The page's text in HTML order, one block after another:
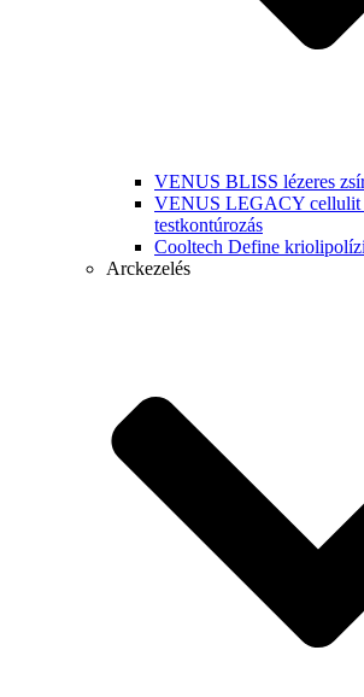
VENUS BLISS lézeres
VENUS LEGACY cellulit
testkontúrozás
Cooltech Define
Arckezelés